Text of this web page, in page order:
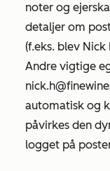
noter og
detaljer om
(f.eks. blev Nick
Andre vigtige
automatisk og
påvirkes den
logget på